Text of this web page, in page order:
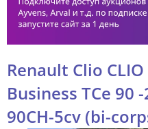
Renault Clio CLIO
Business TCe 90
90CH-5cv (bi-